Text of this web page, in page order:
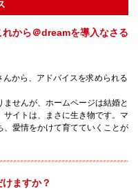
から＠dreamを導入なさる
から、アドバイスを求められる
せんが、ホームページは結婚と
サイトは、まさに生き物です。マ
、愛情をかけて育てていくことが
ますか？